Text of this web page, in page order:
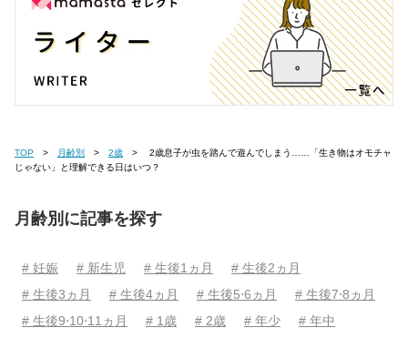
TOP 月齢別 2歳
じゃない」と理解できる日はいつ？
月齢別に記事を探す
# 妊娠 # 新生児 # 生後1ヵ月
# 生後2ヵ月
# 生後3ヵ月
# 生後4ヵ月 # 生後5⋅6ヵ月
# 生後7⋅8ヵ月
# 生後9⋅10⋅11ヵ月
# 1歳 # 2歳 # 年少
# 年中